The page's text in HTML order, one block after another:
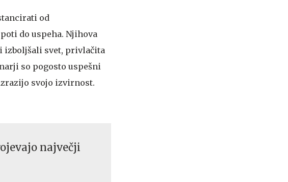
od
do uspeha. Njihova
izboljšali svet, privlačita
so pogosto uspešni
svojo izvirnost.
največji